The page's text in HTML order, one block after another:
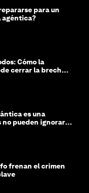
para un
agéntica?
Cómo la
cerrar la brecha
es una
no pueden ignorar
frenan el crimen